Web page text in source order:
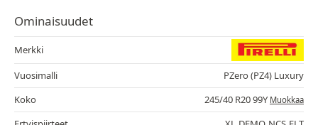
Ominaisuudet
Merkki
Vuosimalli
PZero (PZ4) Luxury
Koko
245/40 R20 99Y Muokkaa